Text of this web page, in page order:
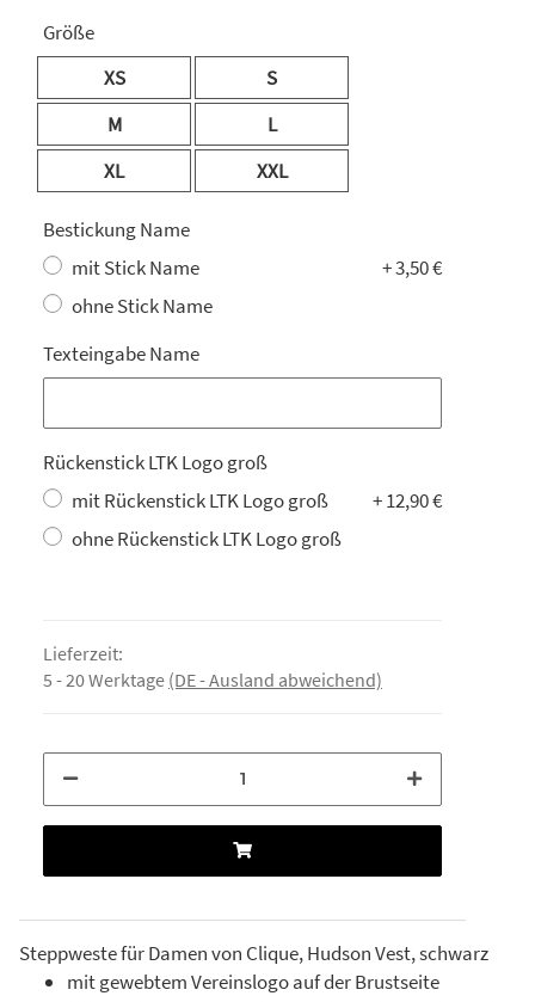
Größe
XS
S
M
L
XL
XXL
Bestickung Name
mit Stick Name
+ 3,50 €
ohne Stick Name
Texteingabe Name
Rückenstick LTK Logo groß
mit Rückenstick LTK Logo groß
+ 12,90 €
ohne Rückenstick LTK Logo groß
Lieferzeit:
5 - 20 Werktage (DE - Ausland abweichend)
Steppweste für Damen von Clique, Hudson Vest, schwarz
mit gewebtem Vereinslogo auf der Brustseite